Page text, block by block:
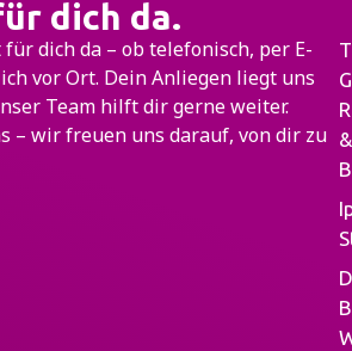
dich da.
dich da – ob telefonisch, per E-
vor Ort. Dein Anliegen liegt uns
Team hilft dir gerne weiter.
– wir freuen uns darauf, von dir zu &